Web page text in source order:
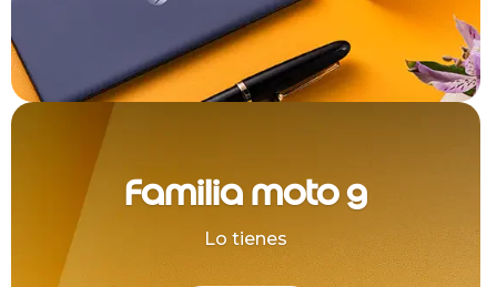
Familia moto g
Lo tienes